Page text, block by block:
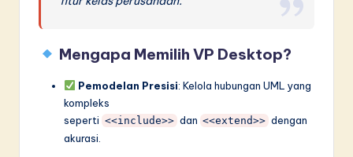
Mengapa Memilih VP Desktop?
Pemodelan Presisi: Kelola hubungan UML yang
kompleks
seperti <<include>> dan <<extend>> dengan
akurasi.